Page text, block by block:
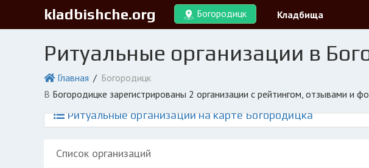
kladbishche.org Богородицк Кладбища
Ритуальные организации в
Главная
Богородицк
в Богородицке зарегистрированы 2 организации с рейтингом, отзывами и
Ритуальные организации на карте Богородицка
Список организаций